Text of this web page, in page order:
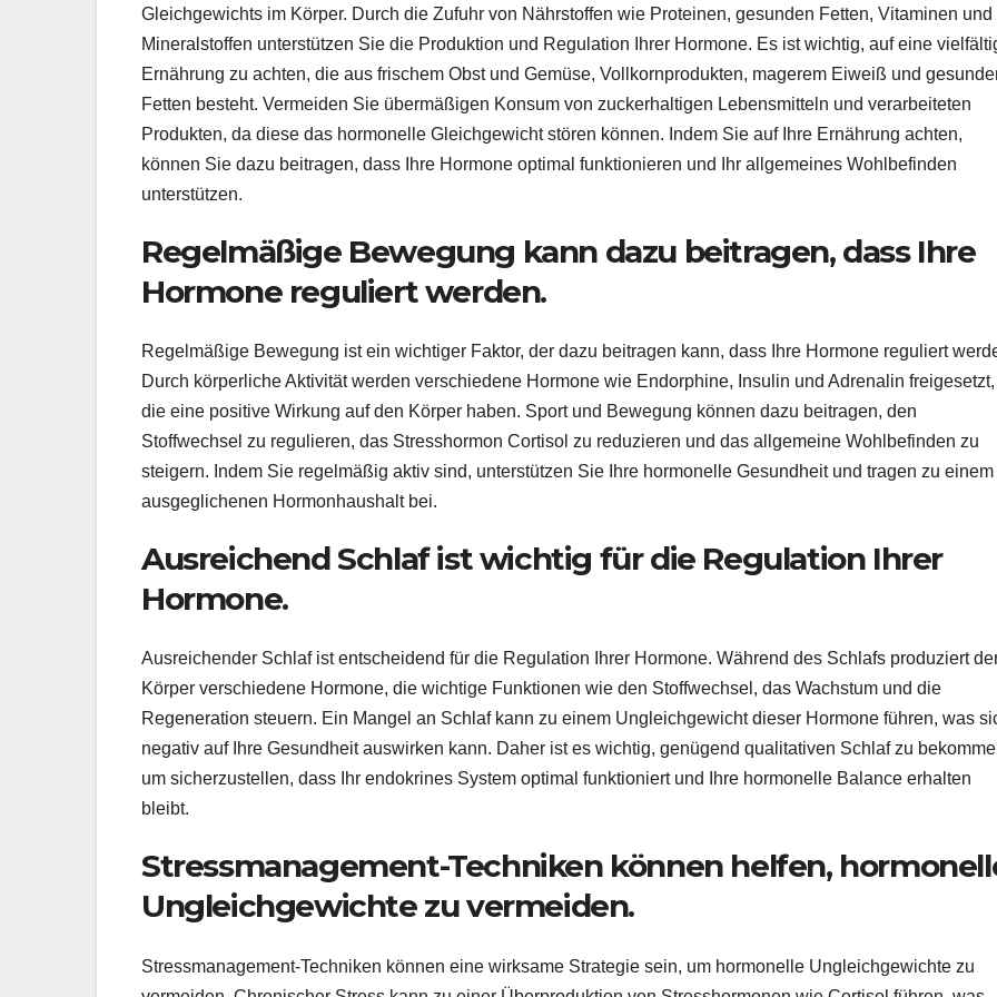
Gleichgewichts im Körper. Durch die Zufuhr von Nährstoffen wie Proteinen, gesunden Fetten, Vitaminen und
Mineralstoffen unterstützen Sie die Produktion und Regulation Ihrer Hormone. Es ist wichtig, auf eine
Ernährung zu achten, die aus frischem Obst und Gemüse, Vollkornprodukten, magerem Eiweiß und
Fetten besteht. Vermeiden Sie übermäßigen Konsum von zuckerhaltigen Lebensmitteln und verarbeiteten
Produkten, da diese das hormonelle Gleichgewicht stören können. Indem Sie auf Ihre Ernährung achten,
können Sie dazu beitragen, dass Ihre Hormone optimal funktionieren und Ihr allgemeines Wohlbefinden
unterstützen.
Regelmäßige Bewegung kann dazu beitragen, dass Ihre
Hormone reguliert werden.
Regelmäßige Bewegung ist ein wichtiger Faktor, der dazu beitragen kann, dass Ihre Hormone reguliert
Durch körperliche Aktivität werden verschiedene Hormone wie Endorphine, Insulin und Adrenalin freigesetzt,
die eine positive Wirkung auf den Körper haben. Sport und Bewegung können dazu beitragen, den
Stoffwechsel zu regulieren, das Stresshormon Cortisol zu reduzieren und das allgemeine Wohlbefinden zu
steigern. Indem Sie regelmäßig aktiv sind, unterstützen Sie Ihre hormonelle Gesundheit und tragen zu einem
ausgeglichenen Hormonhaushalt bei.
Ausreichend Schlaf ist wichtig für die Regulation Ihrer
Hormone.
Ausreichender Schlaf ist entscheidend für die Regulation Ihrer Hormone. Während des Schlafs produziert
Körper verschiedene Hormone, die wichtige Funktionen wie den Stoffwechsel, das Wachstum und die
Regeneration steuern. Ein Mangel an Schlaf kann zu einem Ungleichgewicht dieser Hormone führen, was
negativ auf Ihre Gesundheit auswirken kann. Daher ist es wichtig, genügend qualitativen Schlaf zu
um sicherzustellen, dass Ihr endokrines System optimal funktioniert und Ihre hormonelle Balance erhalten
bleibt.
Stressmanagement-Techniken können helfen,
Ungleichgewichte zu vermeiden.
Stressmanagement-Techniken können eine wirksame Strategie sein, um hormonelle Ungleichgewichte zu